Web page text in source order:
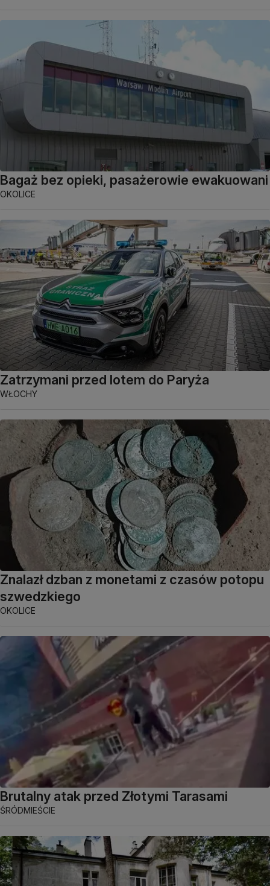
Bagaż bez opieki, pasażerowie ewakuowani
OKOLICE
Zatrzymani przed lotem do Paryża
WŁOCHY
Znalazł dzban z monetami z czasów potopu
szwedzkiego
OKOLICE
Brutalny atak przed Złotymi Tarasami
ŚRÓDMIEŚCIE